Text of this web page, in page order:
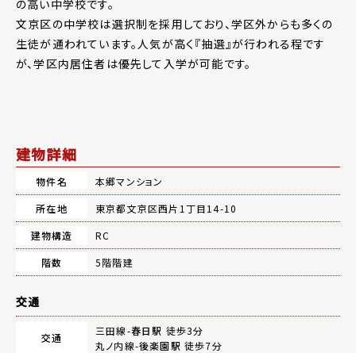
の高い中学校です。
文京区の中学校は選択制を採用しており、学区外からも多くの
生徒が通われています。人気が高く『抽選』が行われる程です
が、学区内居住者は優先して入学が可能です。
建物詳細
物件名
本郷マンション
所在地
東京都文京区西片1丁目14-10
建物構造
RC
階数
5階階建
交通
交通
三田線-春日駅 徒歩3分
丸ノ内線-後楽園駅 徒歩7分